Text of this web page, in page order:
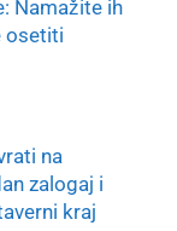
Namažite ih
osetiti
na
zalogaj i
kraj